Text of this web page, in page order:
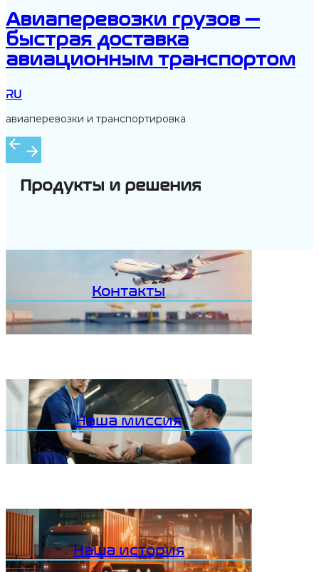
Авиаперевозки грузов —
быстрая доставка
авиационным транспортом
RU
авиаперевозки и транспортировка
Продукты и решения
Контакты
Наша миссия
Наша история